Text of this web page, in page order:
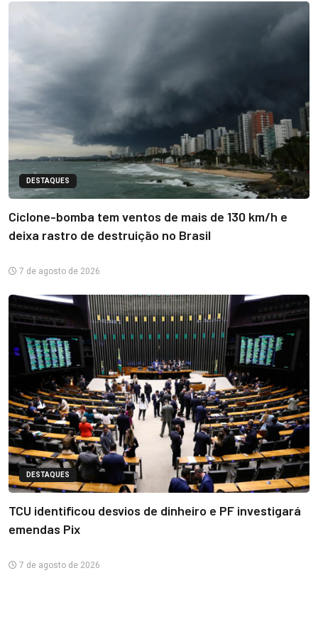
DESTAQUES
Ciclone-bomba tem ventos de mais de 130 km/h e
deixa rastro de destruição no Brasil
7 de agosto de 2026
DESTAQUES
TCU identificou desvios de dinheiro e PF investigará
emendas Pix
7 de agosto de 2026